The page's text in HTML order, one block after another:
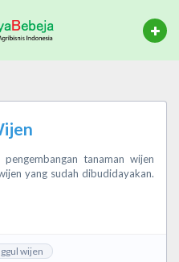
tanaman wijen
yang sudah dibudidayakan.
wijen